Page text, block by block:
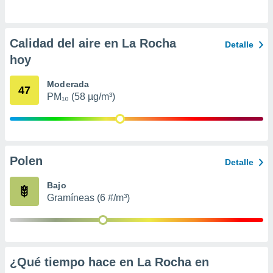
datos
en
en
un
Calidad del aire en La Rocha
hoy
Detalle
47 Moderada
PM₁₀ (58 µg/m³)
Polen Detalle
Bajo
Gramíneas (6 #/m³)
¿Qué tiempo hace en La Rocha en